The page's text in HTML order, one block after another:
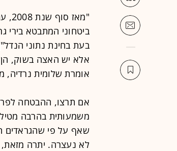
ביטחוני המתבטא בירי
בעת בחינת נתוני
אלא יש האצה בשוק, הן
אומרת שלומית נרדיה,
אם תרצו, ההבטחה
משמעותית בהרבה
שאף על פי שהגראדים